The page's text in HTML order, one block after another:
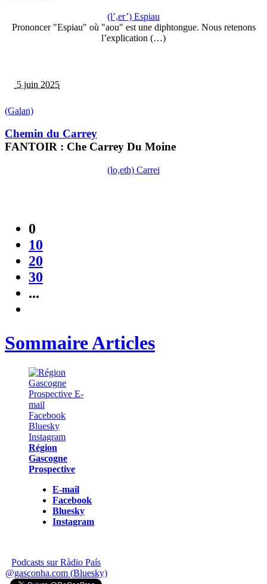
(l’,er’) Espiau
Prononcer "Espiau" où "aou" est une diphtongue. Nous retenons
l’explication (…)
5 juin 2025
(Galan)
Chemin du Carrey
FANTOIR : Che Carrey Du Moine
(lo,eth) Carrei
0
10
20
30
...
Sommaire Articles
Région
Gascogne
Prospective
E-mail
Facebook
Bluesky
Instagram
Podcasts sur Ràdio País
@gasconha.com (Bluesky)